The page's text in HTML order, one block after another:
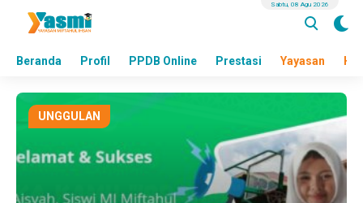
Beranda Profil PPDB Online Prestasi Yayasan
Sabtu, 08 Agu 2026
UNGGULAN